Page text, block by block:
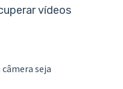
vídeos
seja